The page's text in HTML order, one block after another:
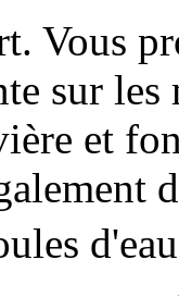
Vous
sur
et